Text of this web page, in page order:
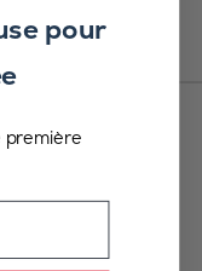
pour
première